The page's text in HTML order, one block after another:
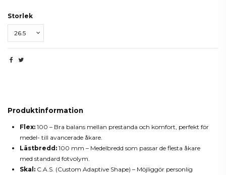
Storlek
Produktinformation
Flex: 100 – Bra balans mellan prestanda och komfort, perfekt för
medel- till avancerade åkare.
Lästbredd: 100 mm – Medelbredd som passar de flesta åkare
med standard fotvolym.
Skal: C.A.S. (Custom Adaptive Shape) – Möjliggör personlig